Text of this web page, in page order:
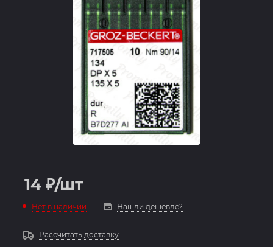
14 ₽/шт
Нет в наличии Нашли дешевле?
Рассчитать доставку